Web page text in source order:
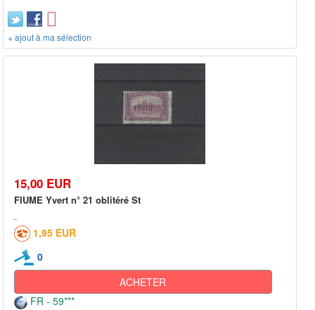
+ ajout à ma sélection
15,00 EUR
FIUME Yvert n° 21 oblitéré St
1,95 EUR
0
ACHETER
FR - 59***